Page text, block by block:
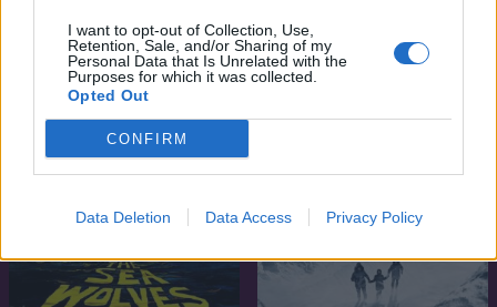
I want to opt-out of Collection, Use,
Retention, Sale, and/or Sharing of my
Personal Data that Is Unrelated with the
Purposes for which it was collected.
Opted Out
CONFIRM
Data Deletion Data Access Privacy Policy